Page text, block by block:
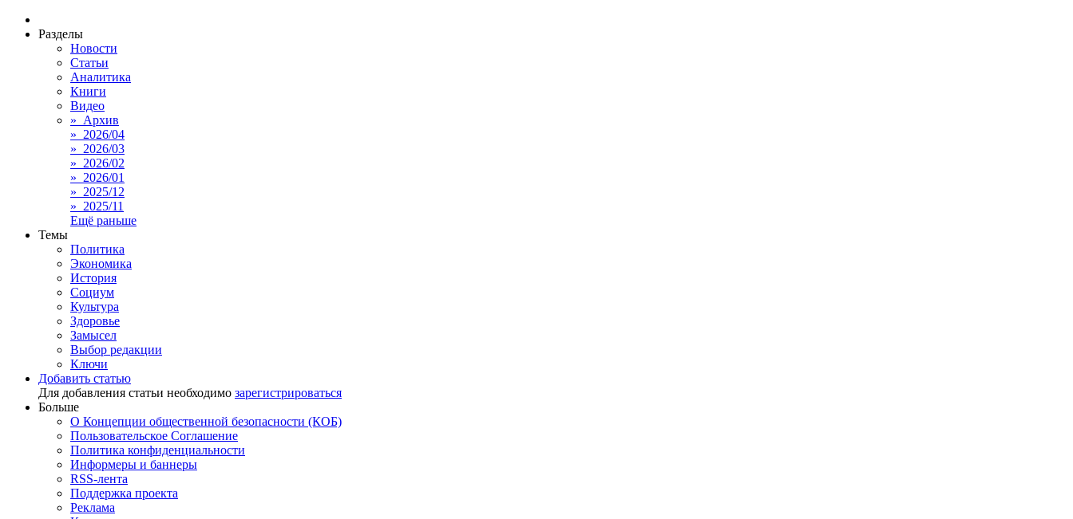
Разделы
Новости
Статьи
Аналитика
Книги
Видео
» Архив
» 2026/04
» 2026/03
» 2026/02
» 2026/01
» 2025/12
» 2025/11
Ещё раньше
Темы
Политика
Экономика
История
Социум
Культура
Здоровье
Замысел
Выбор редакции
Ключи
Добавить статью
Для добавления статьи необходимо зарегистрироваться
Больше
О Концепции общественной безопасности (КОБ)
Пользовательское Соглашение
Политика конфиденциальности
Информеры и баннеры
RSS-лента
Поддержка проекта
Реклама